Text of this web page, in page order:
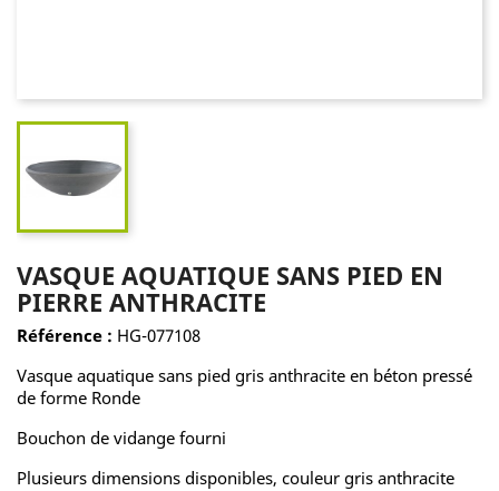
VASQUE AQUATIQUE SANS PIED EN
PIERRE ANTHRACITE
Référence : HG-077108
Vasque aquatique sans pied gris anthracite en béton pressé
de forme Ronde
Bouchon de vidange fourni
Plusieurs dimensions disponibles, couleur gris anthracite